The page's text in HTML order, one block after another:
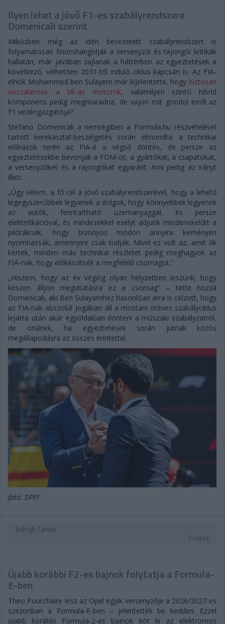
Ilyen lehet a jövő F1-es szabályrendszere
Domenicali szerint
Miközben még az idén bevezetett szabályrendszert is
folyamatosan finomhangolják a versenyzői és rajongói kritikák
hallatán, már javában zajlanak a háttérben az egyeztetések a
következő, vélhetően 2031-től induló ciklus kapcsán is. Az FIA-
elnök Mohammed ben Sulayem már kijelentette, hogy biztosan
visszatérnek a V8-as motorok, valamilyen szintű hibrid
komponens pedig megmaradna, de vajon mit gondol erről az
F1 vezérigazgatója?
Stefano Domenicali a nemrégiben a Formula.hu részvételével
tartott kerekasztal-beszélgetés során elmondta: a technikai
előírások terén az FIA-é a végső döntés, de persze az
egyeztetésekbe bevonják a FOM-ot, a gyártókat, a csapatokat,
a versenyzőket és a rajongókat egyaránt. Ami pedig az irányt
illeti:
„Úgy vélem, a fő cél a jövő szabályrendszerével, hogy a lehető
legegyszerűbbek legyenek a dolgok, hogy könnyebbek legyenek
az autók, fenntartható üzemanyaggal, és persze
elektrifikációval, és mindezekkel esélyt adjunk mindenekelőtt a
pilótáknak, hogy bizonyos módon annyira keményen
nyomhassák, amennyire csak tudják. Mivel ez volt az, amit ők
kértek, minden más technikai részletet pedig meghagyok az
FIA-nak, hogy előkészítsék a megfelelő csomagot.”
„Hiszem, hogy az év végéig olyan helyzetben leszünk, hogy
készen álljon megvitatásra ez a csomag” – tette hozzá
Domenicali, aki Ben Sulayamhez hasonlóan arra is célzott, hogy
az FIA-nak abszolút jogában áll a mostani ötéves szabályciklus
lejárta után akár egyoldalúan dönteni a műszaki szabályzatról,
de örülnek, ha egyeztetések során jutnak közös
megállapodásra az összes érintettel.
fotó: DPPI
Balogh Tamás
2 napja
Újabb korábbi F2-es bajnok folytatja a Formula-
E-ben
Theo Pourchaire lesz az Opel egyik versenyzője a 2026/2027-es
szezonban a Formula-E-ben – jelentették be kedden. Ezzel
újabb korábbi Formula-2-es bajnok köt ki az elektromos